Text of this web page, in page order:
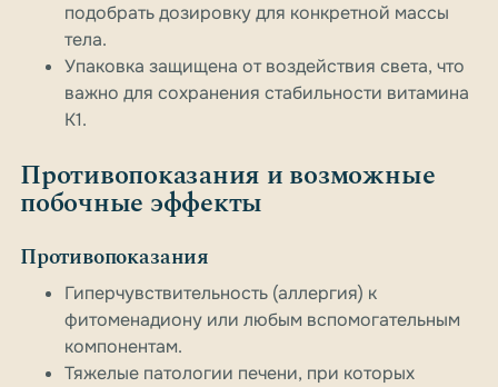
подобрать дозировку для конкретной массы
тела.
Упаковка защищена от воздействия света, что
важно для сохранения стабильности витамина
K1.
Противопоказания и возможные
побочные эффекты
Противопоказания
Гиперчувствительность (аллергия) к
фитоменадиону или любым вспомогательным
компонентам.
Тяжелые патологии печени, при которых